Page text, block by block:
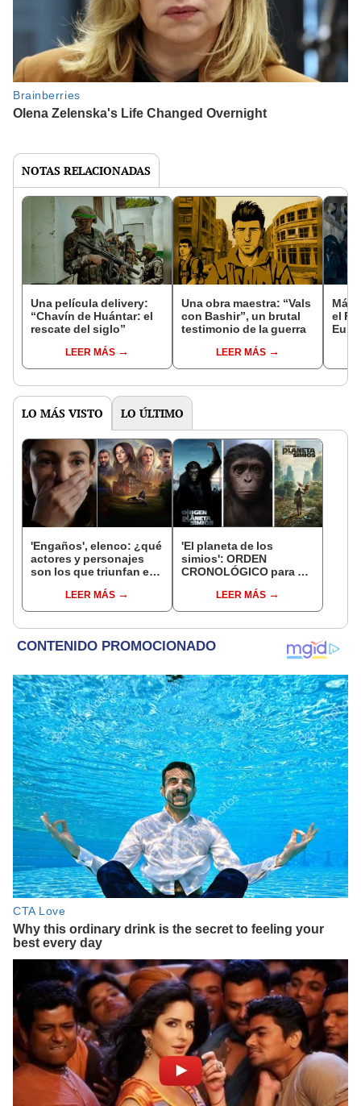
NOTAS RELACIONADAS
Una película delivery:
“Chavín de Huántar: el
rescate del siglo”
LEER MÁS
Una obra maestra: “Vals
con Bashir”, un brutal
testimonio de la guerra
LEER MÁS
Más
el
LO MÁS VISTO LO ÚLTIMO
'Engaños', elenco: ¿qué
actores y personajes
son los que triunfan en
Netflix?LEER MÁS
'El planeta de los
simios': ORDEN
CRONOLÓGICO para ver
comprenderlo
LEER MÁS